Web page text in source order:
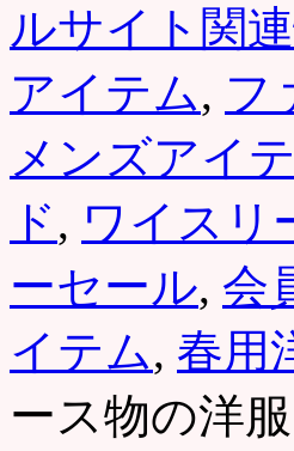
ルサイト関
アイテム, フ
メンズアイ
ド, ワイスリ
ーセール, 会
イテム, 春用
ース物の洋